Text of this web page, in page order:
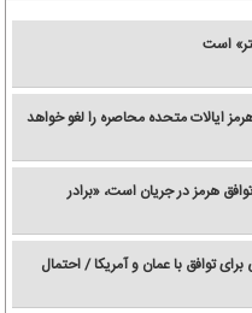
ایالات متحده محاصره را لغو خواهد
هرمز در جریان است، «برادر
توافق با عمان و آمریکا / احتمال